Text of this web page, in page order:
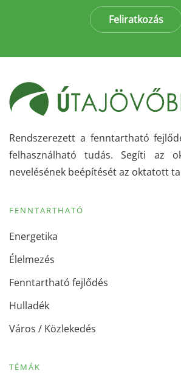
Feliratkozás
Rendszerezett a fenntartható
felhasználható tudás. Segíti az
nevelésének beépítését az oktatott
FENNTARTHATÓ
Energetika
Élelmezés
Fenntartható fejlődés
Hulladék
Város / Közlekedés
TÉMÁK